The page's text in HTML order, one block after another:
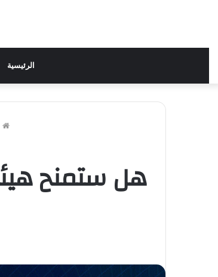
الرئيسية